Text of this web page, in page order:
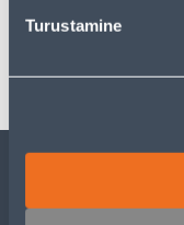
Turustamine